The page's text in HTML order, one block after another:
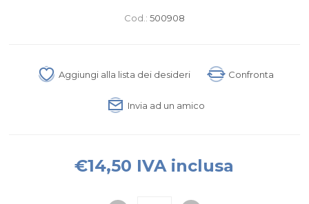
Cod.: 500908
Aggiungi alla lista dei desideri Confronta
Invia ad un amico
€14,50 IVA inclusa